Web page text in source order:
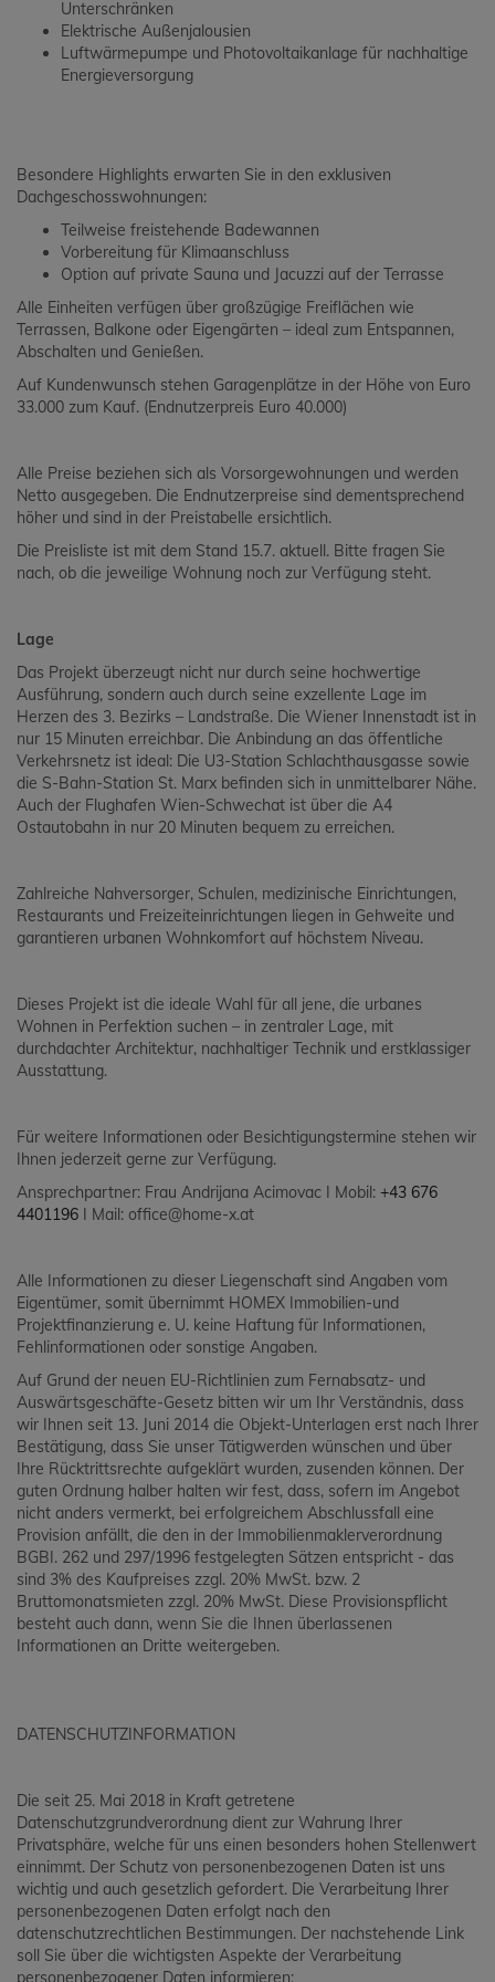
Unterschränken
Elektrische Außenjalousien
Luftwärmepumpe und Photovoltaikanlage für nachhaltige
Energieversorgung
Besondere Highlights erwarten Sie in den exklusiven
Dachgeschosswohnungen:
Teilweise freistehende Badewannen
Vorbereitung für Klimaanschluss
Option auf private Sauna und Jacuzzi auf der Terrasse
Alle Einheiten verfügen über großzügige Freiflächen wie
Terrassen, Balkone oder Eigengärten – ideal zum Entspannen,
Abschalten und Genießen.
Auf Kundenwunsch stehen Garagenplätze in der Höhe von Euro
33.000 zum Kauf. (Endnutzerpreis Euro 40.000)
Alle Preise beziehen sich als Vorsorgewohnungen und werden
Netto ausgegeben. Die Endnutzerpreise sind dementsprechend
höher und sind in der Preistabelle ersichtlich.
Die Preisliste ist mit dem Stand 15.7. aktuell. Bitte fragen Sie
nach, ob die jeweilige Wohnung noch zur Verfügung steht.
Lage
Das Projekt überzeugt nicht nur durch seine hochwertige
Ausführung, sondern auch durch seine exzellente Lage im
Herzen des 3. Bezirks – Landstraße. Die Wiener Innenstadt ist in
nur 15 Minuten erreichbar. Die Anbindung an das öffentliche
Verkehrsnetz ist ideal: Die U3-Station Schlachthausgasse sowie
die S-Bahn-Station St. Marx befinden sich in unmittelbarer Nähe.
Auch der Flughafen Wien-Schwechat ist über die A4
Ostautobahn in nur 20 Minuten bequem zu erreichen.
Zahlreiche Nahversorger, Schulen, medizinische Einrichtungen,
Restaurants und Freizeiteinrichtungen liegen in Gehweite und
garantieren urbanen Wohnkomfort auf höchstem Niveau.
Dieses Projekt ist die ideale Wahl für all jene, die urbanes
Wohnen in Perfektion suchen – in zentraler Lage, mit
durchdachter Architektur, nachhaltiger Technik und erstklassiger
Ausstattung.
Für weitere Informationen oder Besichtigungstermine stehen wir
Ihnen jederzeit gerne zur Verfügung.
Ansprechpartner: Frau Andrijana Acimovac I Mobil: +43 676
4401196 I Mail: office@home-x.at
Alle Informationen zu dieser Liegenschaft sind Angaben vom
Eigentümer, somit übernimmt HOMEX Immobilien-und
Projektfinanzierung e. U. keine Haftung für Informationen,
Fehlinformationen oder sonstige Angaben.
Auf Grund der neuen EU-Richtlinien zum Fernabsatz- und
Auswärtsgeschäfte-Gesetz bitten wir um Ihr Verständnis, dass
wir Ihnen seit 13. Juni 2014 die Objekt-Unterlagen erst nach Ihrer
Bestätigung, dass Sie unser Tätigwerden wünschen und über
Ihre Rücktrittsrechte aufgeklärt wurden, zusenden können. Der
guten Ordnung halber halten wir fest, dass, sofern im Angebot
nicht anders vermerkt, bei erfolgreichem Abschlussfall eine
Provision anfällt, die den in der Immobilienmaklerverordnung
BGBI. 262 und 297/1996 festgelegten Sätzen entspricht - das
sind 3% des Kaufpreises zzgl. 20% MwSt. bzw. 2
Bruttomonatsmieten zzgl. 20% MwSt. Diese Provisionspflicht
besteht auch dann, wenn Sie die Ihnen überlassenen
Informationen an Dritte weitergeben.
DATENSCHUTZINFORMATION
Die seit 25. Mai 2018 in Kraft getretene
Datenschutzgrundverordnung dient zur Wahrung Ihrer
Privatsphäre, welche für uns einen besonders hohen Stellenwert
einnimmt. Der Schutz von personenbezogenen Daten ist uns
wichtig und auch gesetzlich gefordert. Die Verarbeitung Ihrer
personenbezogenen Daten erfolgt nach den
datenschutzrechtlichen Bestimmungen. Der nachstehende Link
soll Sie über die wichtigsten Aspekte der Verarbeitung